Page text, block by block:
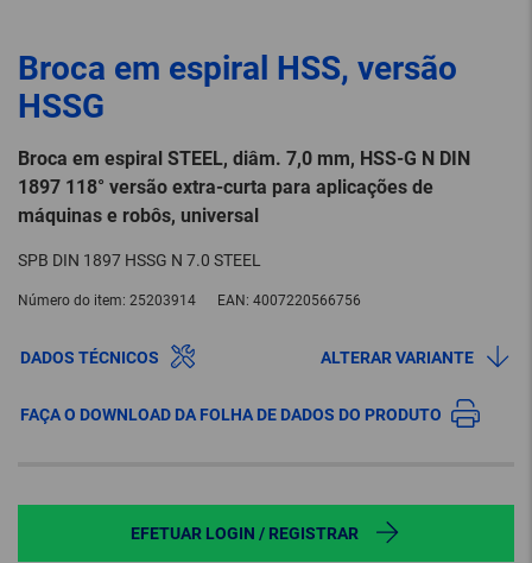
Broca em espiral HSS, versão
HSSG
Broca em espiral STEEL, diâm. 7,0 mm, HSS-G N DIN
1897 118° versão extra-curta para aplicações de
máquinas e robôs, universal
SPB DIN 1897 HSSG N 7.0 STEEL
Número do item: 25203914 EAN: 4007220566756
DADOS TÉCNICOS ALTERAR VARIANTE
FAÇA O DOWNLOAD DA FOLHA DE DADOS DO PRODUTO
EFETUAR LOGIN / REGISTRAR